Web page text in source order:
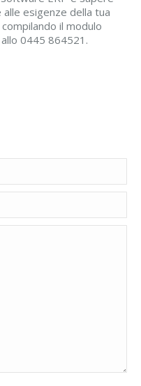
esigenze della tua
il modulo
0445 864521.